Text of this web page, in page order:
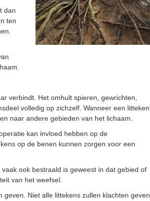
dan
ten
verbindt. Het omhult spieren, gewrichten,
volledig op zichzelf. Wanneer een litteken
naar andere gebieden van het lichaam.
kan invloed hebben op de
op de benen kunnen zorgen voor een
ook bestraald is geweest in dat gebied of
van het weefsel.
Niet alle littekens zullen klachten geven